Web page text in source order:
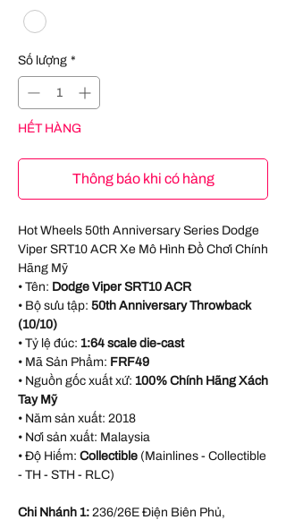
Số lượng *
HẾT HÀNG
Thông báo khi có hàng
Hot Wheels 50th Anniversary Series Dodge
Viper SRT10 ACR Xe Mô Hình Đồ Chơi Chính
Hãng Mỹ
• Tên: Dodge Viper SRT10 ACR
• Bộ sưu tập: 50th Anniversary Throwback
(10/10)
• Tỷ lệ đúc: 1:64 scale die-cast
• Mã Sản Phẩm: FRF49
• Nguồn gốc xuất xứ: 100% Chính Hãng Xách
Tay Mỹ
• Năm sản xuất: 2018
• Nơi sản xuất: Malaysia
• Độ Hiếm: Collectible (Mainlines - Collectible
- TH - STH - RLC)
Chi Nhánh 1: 236/26E Điện Biên Phủ,